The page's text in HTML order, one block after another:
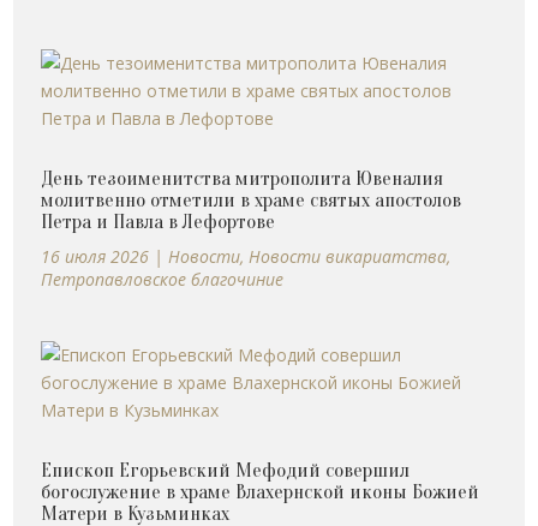
День тезоименитства митрополита Ювеналия
молитвенно отметили в храме святых апостолов
Петра и Павла в Лефортове
16 июля 2026 | Новости, Новости викариатства,
Петропавловское благочиние
Епископ Егорьевский Мефодий совершил
богослужение в храме Влахернской иконы Божией
Матери в Кузьминках